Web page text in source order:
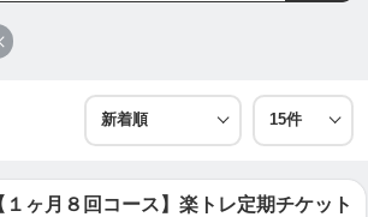
１ヶ月８回コース】楽トレ定期チケット